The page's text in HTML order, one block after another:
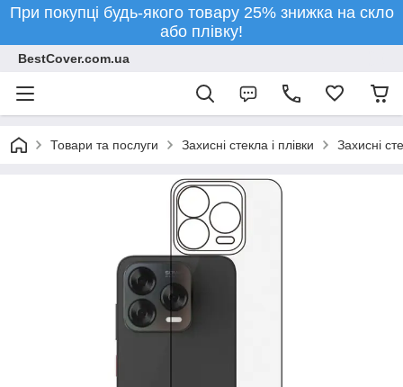
При покупці будь-якого товару 25% знижка на скло
або плівку!
BestCover.com.ua
Товари та послуги Захисні стекла і плівки Захисні